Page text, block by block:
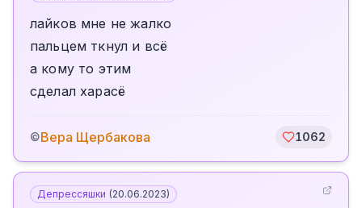
лайков мне не жалко
пальцем ткнул и всё
а кому то этим
сделал харасё
©Вера Щербакова 1062
Депрессяшки (20.06.2023)